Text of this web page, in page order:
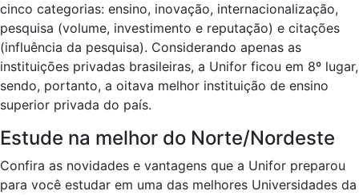
cinco categorias: ensino, inovação, internacionalização,
pesquisa (volume, investimento e reputação) e citações
(influência da pesquisa). Considerando apenas as
instituições privadas brasileiras, a Unifor ficou em 8º lugar,
sendo, portanto, a oitava melhor instituição de ensino
superior privada do país.
Estude na melhor do Norte/Nordeste
Confira as novidades e vantagens que a Unifor preparou
para você estudar em uma das melhores Universidades da